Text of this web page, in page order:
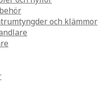
och klämmor